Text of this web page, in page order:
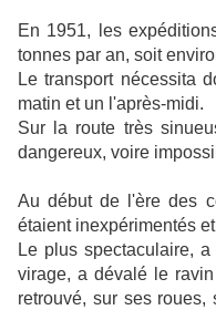
En 1951, les
tonnes par an, soit
Le transport nécessita
matin et un l'après-midi.
Sur la route très
dangereux, voire
Au début de l'ère des
étaient inexpérimentés
Le plus spectaculaire,
virage, a dévalé le
retrouvé, sur ses